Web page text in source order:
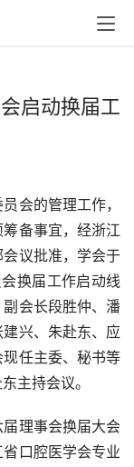
启动换届工
会的管理工作，
备事宜，经浙江
议批准，学会于
换届工作启动线
会长段胜仲、潘
兴、朱赴东、应
任主委、秘书等
主持会议。
理事会换届大会
口腔医学会专业